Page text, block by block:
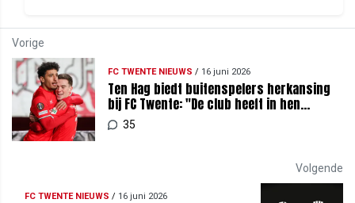
Vorige
FC TWENTE NIEUWS / 16 juni 2026
Ten Hag biedt buitenspelers herkansing
bij FC Twente: "De club heeft in hen
geïnvesteerd"
35
Volgende
FC TWENTE NIEUWS / 16 juni 2026